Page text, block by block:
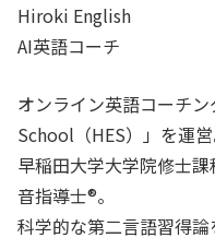
Hiroki English
AI英語コーチ
オンライン英語コーチ
School（HES）」を運営
早稲田大学大学院修士
音指導士®︎。
科学的な第二言語習得